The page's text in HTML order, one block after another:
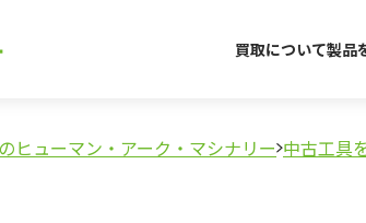
買取について製品
ヒューマン・アーク・マシナリー 中古工具